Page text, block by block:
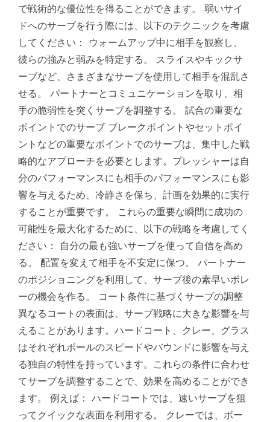
で戦術的な優位性を得ることができます。 弱いサイ
ドへのサーブを行う際には、以下のテクニックを考慮
してください： ウォームアップ中に相手を観察し、
彼らの強みと弱みを特定する。 スライスやキックサ
ーブなど、さまざまなサーブを使用して相手を混乱さ
せる。 パートナーとコミュニケーションを取り、相
手の脆弱性を突くサーブを調整する。 試合の重要な
ポイントでのサーブ ブレークポイントやセットポイ
ントなどの重要なポイントでのサーブは、集中した戦
略的なアプローチを必要とします。プレッシャーは自
分のパフォーマンスにも相手のパフォーマンスにも影
響を与えるため、冷静さを保ち、計画を効果的に実行
することが重要です。 これらの重要な瞬間に成功の
可能性を最大化するために、以下の戦略を考慮してく
ださい： 自分の最も強いサーブを使って自信を高め
る。 配置を変えて相手を不安定に保つ。 パートナー
のポジショニングを利用して、サーブ後の素早いボレ
ーの機会を作る。 コート条件に基づくサーブの調整
異なるコートの表面は、サーブ戦略に大きな影響を与
えることがあります。ハードコート、クレー、グラス
はそれぞれボールのスピードやバウンドに影響を与え
る独自の特性を持っています。これらの条件に合わせ
てサーブを調整することで、効果を高めることができ
ます。 例えば： ハードコートでは、速いサーブを狙
ってクイックな表面を利用する。 クレーでは、ボー